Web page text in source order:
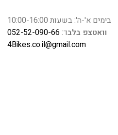
בימים א'-ה': בשעות 10:00-16:00
וואטצפ בלבד:052-52-090-66
4Bikes.co.il@gmail.com